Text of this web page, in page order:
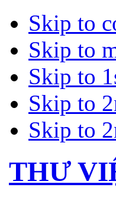
Skip to
Skip to
Skip to
Skip to
Skip to
THƯ